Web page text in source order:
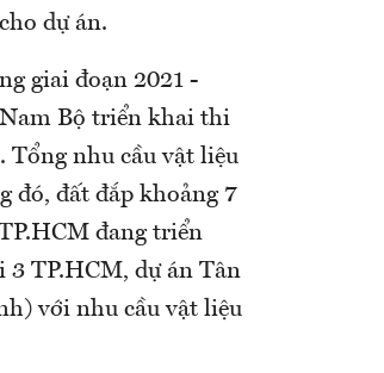
dự án.
giai đoạn 2021 -
Bộ triển khai thi
Tổng nhu cầu vật liệu
đó, đất đắp khoảng 7
đang triển
3 TP.HCM, dự án Tân
với nhu cầu vật liệu